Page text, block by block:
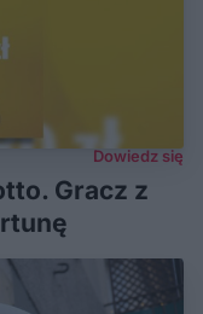
Dowiedz się
Gracz z